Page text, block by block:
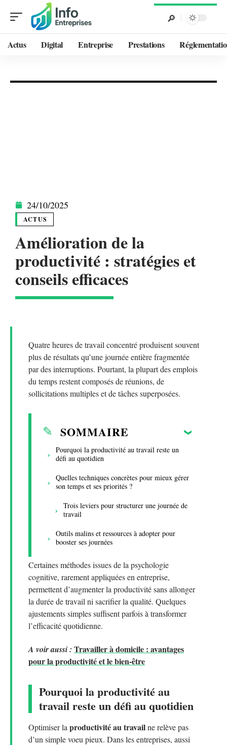
Actus Digital Entreprise Prestations
24/10/2025
ACTUS
Amélioration de la
productivité : stratégies et
conseils efficaces
Quatre heures de travail concentré produisent souvent
plus de résultats qu’une journée entière fragmentée
par des interruptions. Pourtant, la plupart des emplois
du temps restent composés de réunions, de
sollicitations multiples et de tâches superposées.
SOMMAIRE
Pourquoi la productivité au travail reste un
défi au quotidien
Quelles techniques concrètes pour mieux gérer
son temps et ses priorités ?
Trois leviers pour structurer une journée de
travail
Outils malins et ressources à adopter pour
booster ses journées
Certaines méthodes issues de la psychologie
cognitive, rarement appliquées en entreprise,
permettent d’augmenter la productivité sans allonger
la durée de travail ni sacrifier la qualité. Quelques
ajustements simples suffisent parfois à transformer
l’efficacité quotidienne.
A voir aussi : Travailler à domicile : avantages
pour la productivité et le bien-être
Pourquoi la productivité au
travail reste un défi au quotidien
Optimiser la productivité au travailne relève pas
d’un simple voeu pieux. Dans les entreprises, aussi